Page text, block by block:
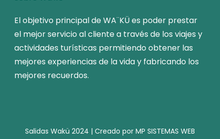
El objetivo principal de WA¨KÜ es poder prestar
el mejor servicio al cliente a través de los viajes y
actividades turísticas permitiendo obtener las
mejores experiencias de la vida y fabricando los
mejores recuerdos.
Salidas Wakü 2024 | Creado por MP SISTEMAS WEB